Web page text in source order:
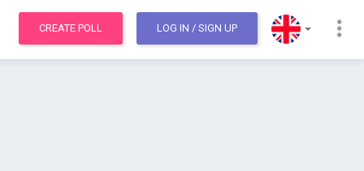
CREATE POLL LOG IN / SIGN UP